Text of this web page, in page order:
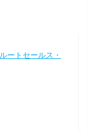
ートセールス・